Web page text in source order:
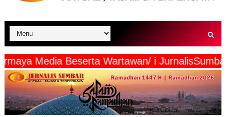
intermaya Media Beserta Wartawan/ i